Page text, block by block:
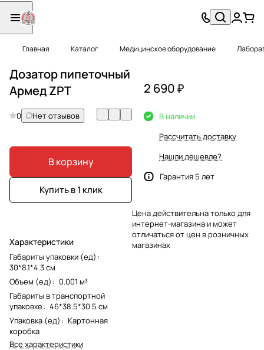
Главная Каталог Медицинское оборудование
Дозатор пипеточный
Армед ZPT
0 Нет отзывов
В корзину
Купить в 1 клик
Характеристики
Габариты упаковки (ед) :
30*8.1*4.3 см
Объем (ед) : 0.001 м³
Габариты в транспортной
упаковке: 46*38.5*30.5 см
Упаковка (ед) : Картонная
коробка
Все характеристики
2 690 ₽
В наличии
Рассчитать доставку
Нашли дешевле?
Гарантия 5 лет
Цена действительна только для
интернет-магазина и может
отличаться от цен в розничных
магазинах